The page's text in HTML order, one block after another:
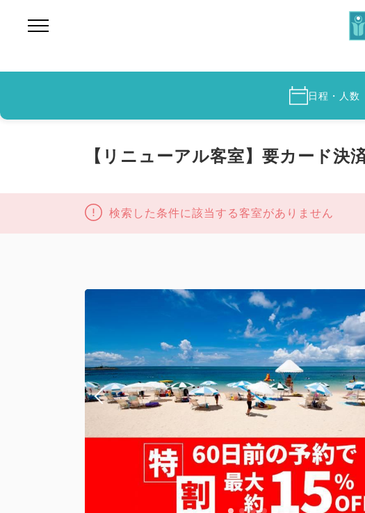
日程・人数
【リニューアル客室】要カード
検索した条件に該当する客室がありません